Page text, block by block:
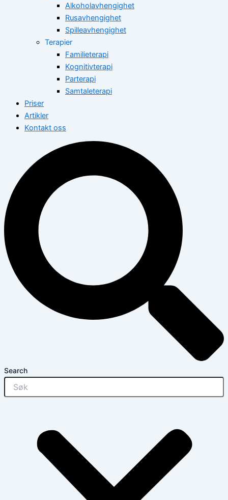
Alkoholavhengighet
Rusavhengighet
Spilleavhengighet
Terapier
Familieterapi
Kognitivterapi
Parterapi
Samtaleterapi
Priser
Artikler
Kontakt oss
Search